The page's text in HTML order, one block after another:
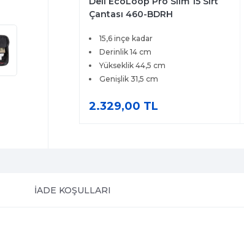
Çantası 460-BDRH
15,6 inçe kadar
Derinlik 14 cm
Yükseklik 44,5 cm
Genişlik 31,5 cm
2.329,00 TL
İADE KOŞULLARI